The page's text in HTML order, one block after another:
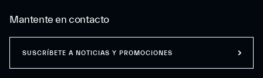
Mantente en contacto
SUSCRÍBETE A NOTICIAS Y PROMOCIONES